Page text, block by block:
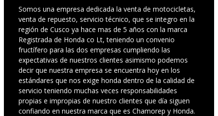
Somos una empresa dedicada la venta de motocicletas,
venta de repuesto, servicio técnico, que se integro en la
región de Cusco ya hace mas de 5 años con la marca
Registrada de Honda co Lt, teniendo un convenio
fructífero para las dos empresas cumpliendo las
expectativas de nuestros clientes asimismo podemos
decir que nuestra empresa se encuentra hoy en los
estándares que nos exige honda dentro de la calidad de
servicio teniendo muchas veces responsabilidades
propias e impropias de nuestro clientes que día siguen
confiando en nuestra marca que es Chamorep y Honda.